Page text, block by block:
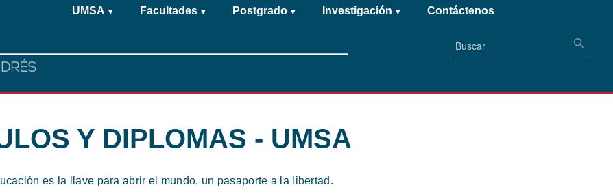
UMSA ▾ Facultades ▾ Postgrado ▾ Investigación ▾ Contáctenos
Y DIPLOMAS - UMSA
es la llave para abrir el mundo, un pasaporte a la libertad.